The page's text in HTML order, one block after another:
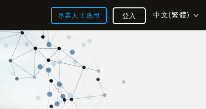
專業人士應用 中文(繁體)
登入